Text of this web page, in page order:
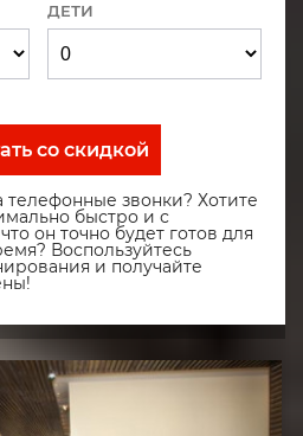
ДЕТИ
со скидкой
звонки? Хотите
быстро и с
он точно будет готов для
Воспользуйтесь
и получайте